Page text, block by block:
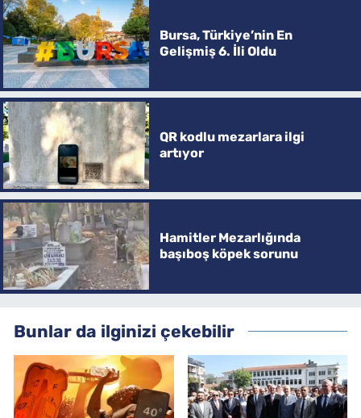
Bursa, Türkiye’nin En
Gelişmiş 6. İli Oldu
QR kodlu mezarlara ilgi
artıyor
Hamitler Mezarlığında
başıboş köpek sorunu
Bunlar da ilginizi çekebilir